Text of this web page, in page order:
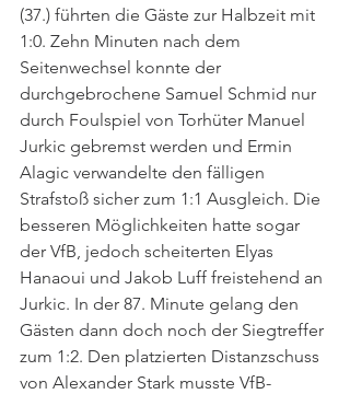
(37.) führten die Gäste zur Halbzeit mit
1:0. Zehn Minuten nach dem
Seitenwechsel konnte der
durchgebrochene Samuel Schmid nur
durch Foulspiel von Torhüter Manuel
Jurkic gebremst werden und Ermin
Alagic verwandelte den fälligen
Strafstoß sicher zum 1:1 Ausgleich. Die
besseren Möglichkeiten hatte sogar
der VfB, jedoch scheiterten Elyas
Hanaoui und Jakob Luff freistehend an
Jurkic. In der 87. Minute gelang den
Gästen dann doch noch der Siegtreffer
zum 1:2. Den platzierten Distanzschuss
von Alexander Stark musste VfB-